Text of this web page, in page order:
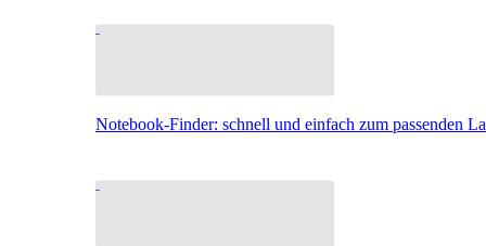
Notebook-Finder: schnell und einfach zum passenden